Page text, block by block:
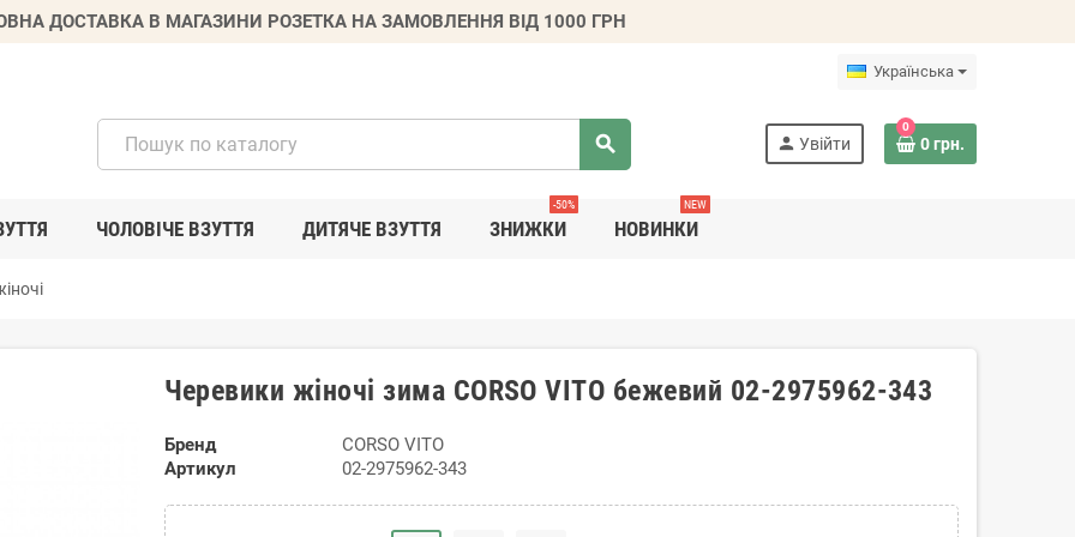
ДОСТАВКА В МАГАЗИНИ РОЗЕТКА НА ЗАМОВЛЕННЯ ВІД 1000 ГРН
Українська
search person Увійти
0
0 грн.
ЧОЛОВІЧЕ ВЗУТТЯ ДИТЯЧЕ ВЗУТТЯ ЗНИЖКИ
-50%
НОВИНКИ
NEW
Черевики жіночі зима CORSO VITO бежевий 02-2975962-343
Бренд
CORSO VITO
Артикул
02-2975962-343